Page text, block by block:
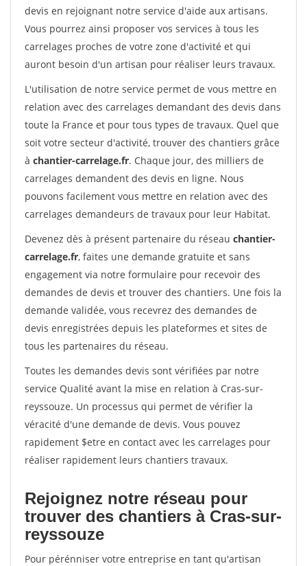
devis en rejoignant notre service d'aide aux artisans.
Vous pourrez ainsi proposer vos services à tous les
carrelages proches de votre zone d'activité et qui
auront besoin d'un artisan pour réaliser leurs travaux.
L'utilisation de notre service permet de vous mettre en
relation avec des carrelages demandant des devis dans
toute la France et pour tous types de travaux. Quel que
soit votre secteur d'activité, trouver des chantiers grâce
à chantier-carrelage.fr. Chaque jour, des milliers de
carrelages demandent des devis en ligne. Nous
pouvons facilement vous mettre en relation avec des
carrelages demandeurs de travaux pour leur Habitat.
Devenez dès à présent partenaire du réseau chantier-
carrelage.fr, faites une demande gratuite et sans
engagement via notre formulaire pour recevoir des
demandes de devis et trouver des chantiers. Une fois la
demande validée, vous recevrez des demandes de
devis enregistrées depuis les plateformes et sites de
tous les partenaires du réseau.
Toutes les demandes devis sont vérifiées par notre
service Qualité avant la mise en relation à Cras-sur-
reyssouze. Un processus qui permet de vérifier la
véracité d'une demande de devis. Vous pouvez
rapidement $etre en contact avec les carrelages pour
réaliser rapidement leurs chantiers travaux.
Rejoignez notre réseau pour
trouver des chantiers à Cras-sur-
reyssouze
Pour pérénniser votre entreprise en tant qu'artisan